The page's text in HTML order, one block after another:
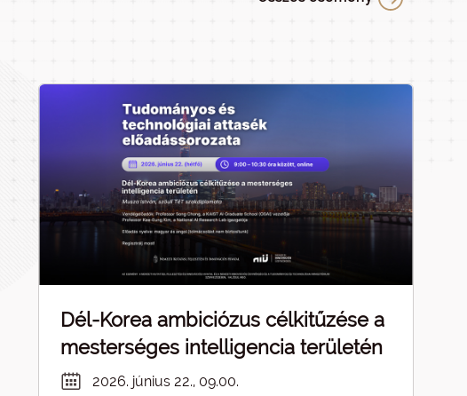
Dél-Korea ambiciózus célkitűzése a
mesterséges intelligencia területén
2026. június 22., 09.00.